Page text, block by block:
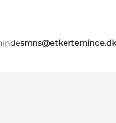
smns@etkerteminde.dk